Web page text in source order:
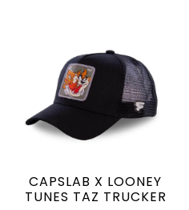
CAPSLAB X LOONEY
TUNES TAZ TRUCKER